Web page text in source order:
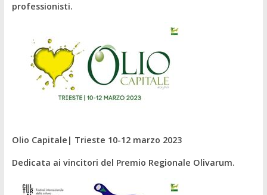
professionisti.
Olio Capitale| Trieste 10-12 marzo 2023
Dedicata ai vincitori del Premio Regionale Olivarum.